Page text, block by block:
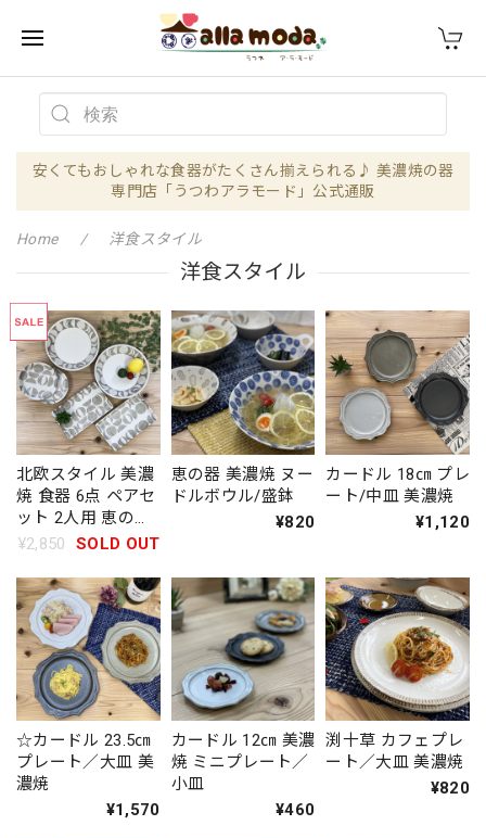
安くてもおしゃれな食器がたくさん揃えられる♪ 美濃焼の器
専門店「うつわアラモード」公式通販
Home 洋食スタイル
洋食スタイル
北欧スタイル 美濃
焼 食器 6点 ペアセ
ット 2人用 恵の器
タマネギ柄
¥2,850 SOLD OUT
恵の器 美濃焼 ヌー
ドルボウル/盛鉢
¥820
カードル 18㎝ プレ
ート/中皿 美濃焼
¥1,120
☆カードル 23.5㎝
プレート／大皿 美
濃焼
¥1,570
カードル 12㎝ 美濃
焼 ミニプレート／
小皿
¥460
渕十草 カフェプレ
ート／大皿 美濃焼
¥820